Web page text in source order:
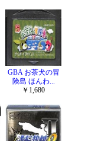
GBA お茶犬の冒
険島 ほんわ...
￥1,680